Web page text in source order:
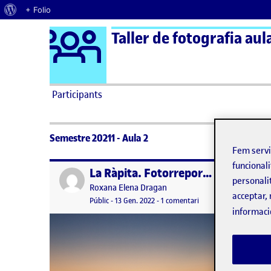
Quant al WordPress
+ Folio
Saltar al contingut Logo Ágora
Taller de fotografia
Participants
Semestre 20211 - Aula 2
Publicat per La Ràpita. Fotorreportaje
Publicat per
Roxana Elena Dragan
Visibilitat:
Públic-Data de publicació
13 Gen. 202213 gener, 2022 5:16 pm
-1 comentaria La Ràpita.
Fem